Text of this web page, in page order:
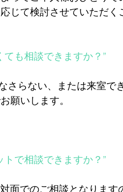
じて検討させていただく
ても相談できますか？”
らない、または来室で
願いします。
トで相談できますか？”
でのご相談となります